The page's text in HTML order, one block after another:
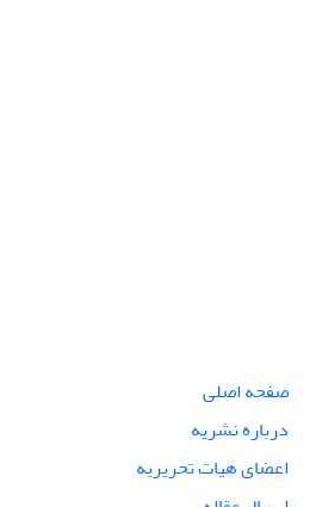
صفحه اصلی
درباره نشریه
اعضای هیات تحریریه